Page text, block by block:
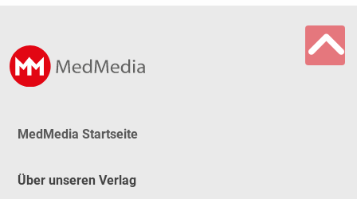
MedMedia Startseite
Über unseren Verlag